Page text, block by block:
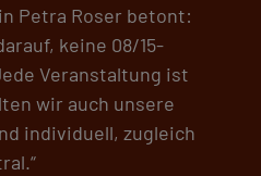
Petra Roser betont:
keine 08/15-
Veranstaltung ist
wir auch unsere
individuell, zugleich